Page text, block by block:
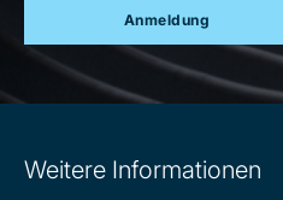
Anmeldung
information
Weitere Informationen